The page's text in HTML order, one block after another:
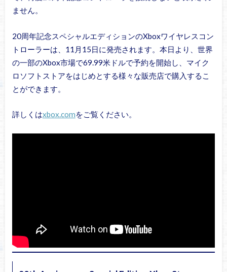
ません。
20周年記念スペシャルエディションのXboxワイヤレスコン
トローラーは、11月15日に発売されます。本日より、世界
の一部のXbox市場で69.99米ドルで予約を開始し、マイク
ロソフトストアをはじめとする様々な販売店で購入するこ
とができます。
詳しくはxbox.comをご覧ください。